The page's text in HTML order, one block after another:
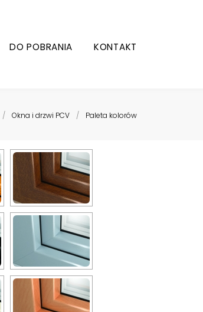
DO POBRANIA KONTAKT
/ Okna i drzwi PCV / Paleta kolorów